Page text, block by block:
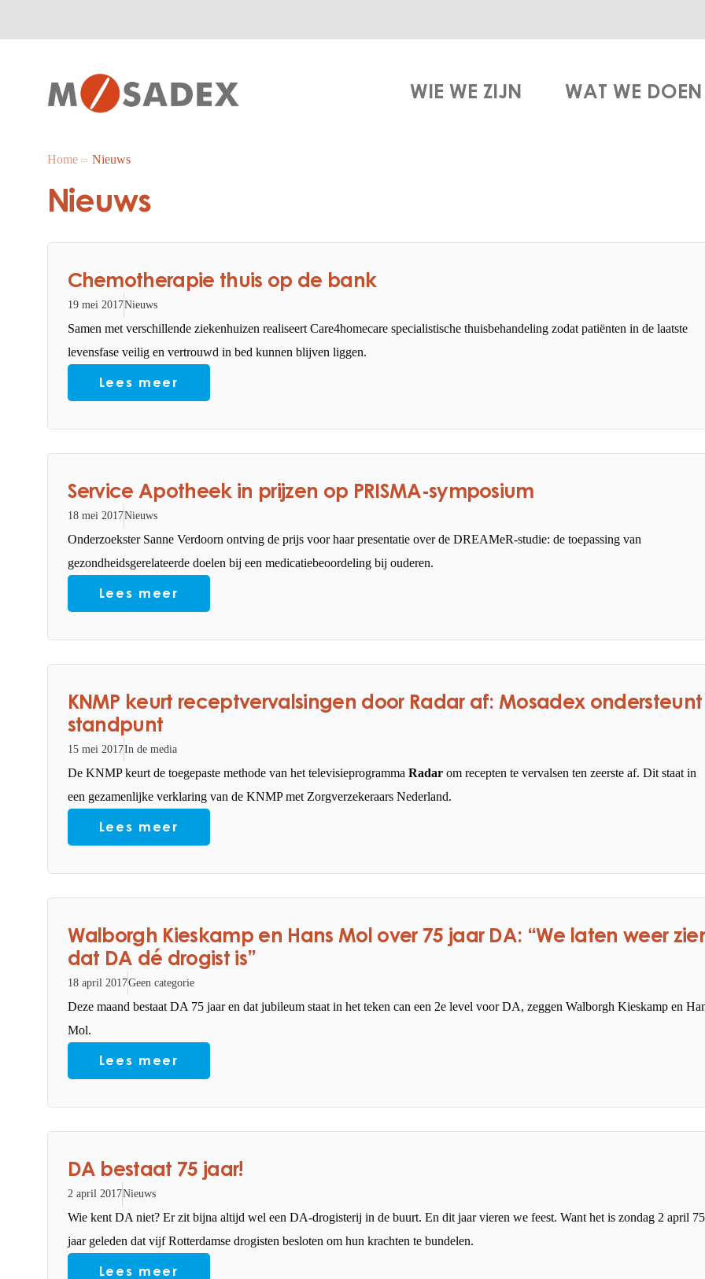
WIE WE ZIJN WAT WE DOEN
Home Nieuws
Nieuws
Chemotherapie thuis op de bank
19 mei 2017Nieuws
Samen met verschillende ziekenhuizen realiseert Care4homecare specialistische thuisbehandeling zodat patiënten in de laatste
levensfase veilig en vertrouwd in bed kunnen blijven liggen.
Lees meer
Service Apotheek in prijzen op PRISMA-symposium
18 mei 2017Nieuws
Onderzoekster Sanne Verdoorn ontving de prijs voor haar presentatie over de DREAMeR-studie: de toepassing van
gezondheidsgerelateerde doelen bij een medicatiebeoordeling bij ouderen.
Lees meer
KNMP keurt receptvervalsingen door Radar af: Mosadex ondersteunt
standpunt
15 mei 2017In de media
De KNMP keurt de toegepaste methode van het televisieprogramma Radarom recepten te vervalsen ten zeerste af. Dit staat in
een gezamenlijke verklaring van de KNMP met Zorgverzekeraars Nederland.
Lees meer
Walborgh Kieskamp en Hans Mol over 75 jaar DA: “We laten weer
dat DA dé drogist is”
18 april 2017Geen categorie
Deze maand bestaat DA 75 jaar en dat jubileum staat in het teken can een 2e level voor DA, zeggen Walborgh Kieskamp en
Mol.
Lees meer
DA bestaat 75 jaar!
2 april 2017Nieuws
Wie kent DA niet? Er zit bijna altijd wel een DA-drogisterij in de buurt. En dit jaar vieren we feest. Want het is zondag 2 april 75
jaar geleden dat vijf Rotterdamse drogisten besloten om hun krachten te bundelen.
Lees meer